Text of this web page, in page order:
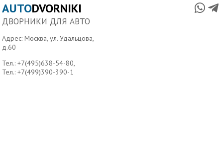
AUTODVORNIKI
ДВОРНИКИ ДЛЯ АВТО
Адрес: Москва, ул. Удальцова,
д.60
Тел.:+7(495)638-54-80,
Тел.:+7(499)390-390-1